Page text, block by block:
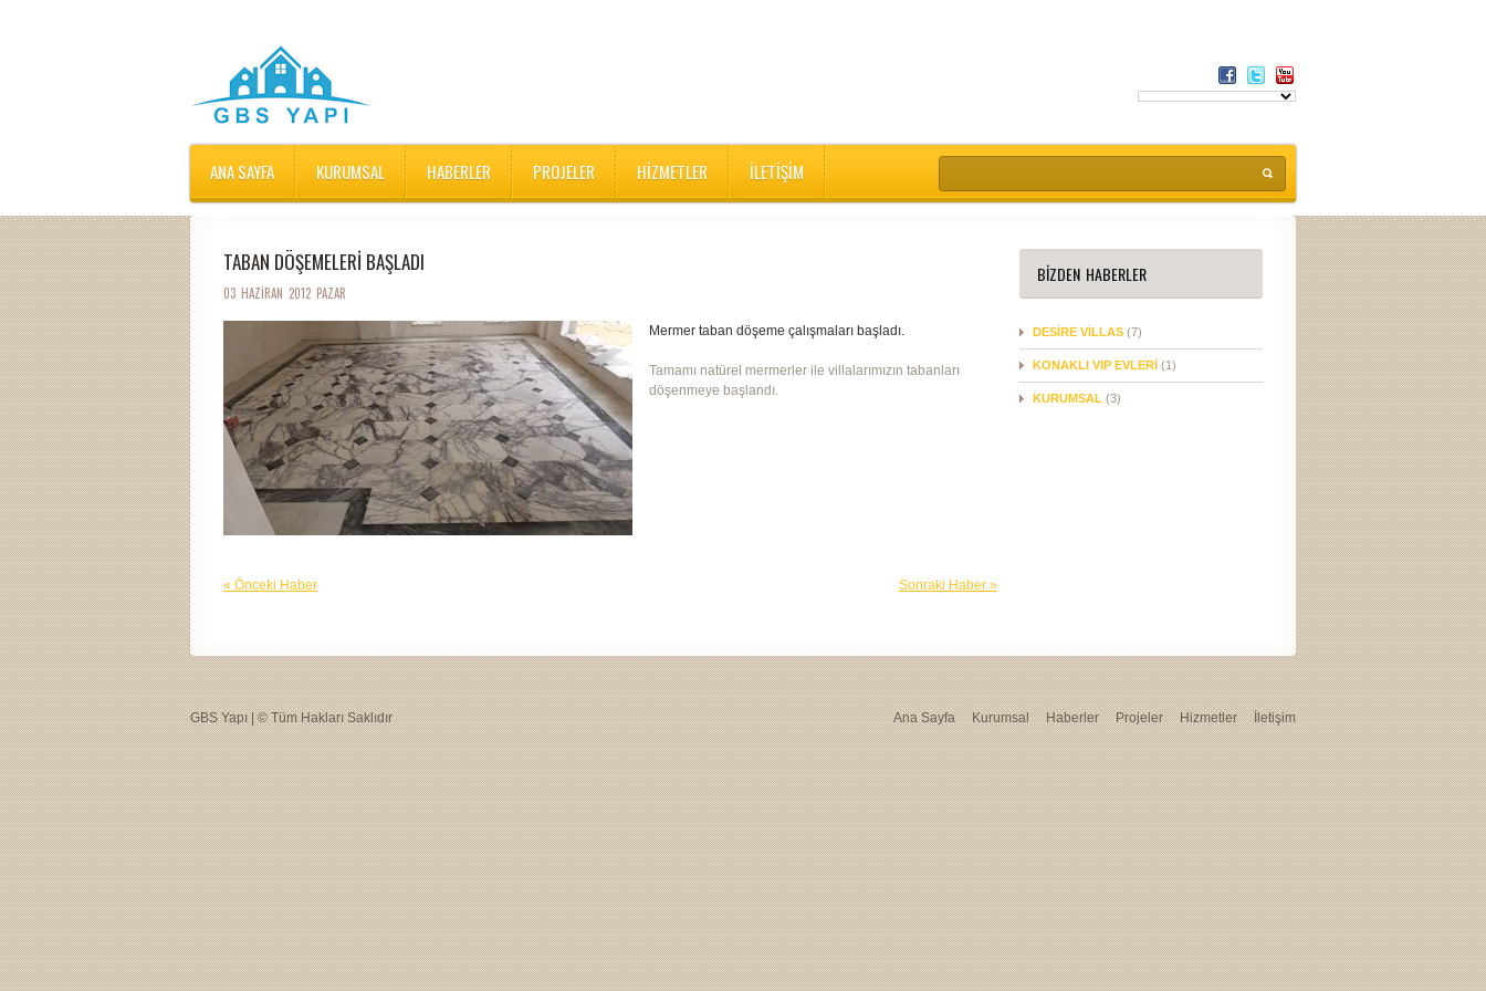
ANA SAYFA KURUMSAL HABERLER PROJELER HIZMETLER İLETIŞIM
TABAN DÖŞEMELERI BAŞLADI
03 HAZIRAN 2012 PAZAR
Mermer taban döşeme çalışmaları başladı.
Tamamı natürel mermerler ile villalarımızın tabanları
döşenmeye başlandı.
« Önceki Haber Sonraki Haber »
BIZDEN HABERLER
DESIRE VILLAS (7)
KONAKLI VIP EVLERI (1)
KURUMSAL (3)
Ana Sayfa Kurumsal Haberler Projeler Hizmetler İletişim
GBS Yapı | © Tüm Hakları Saklıdır